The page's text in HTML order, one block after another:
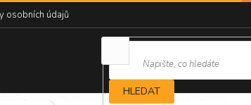
osobních údajů
HLEDAT